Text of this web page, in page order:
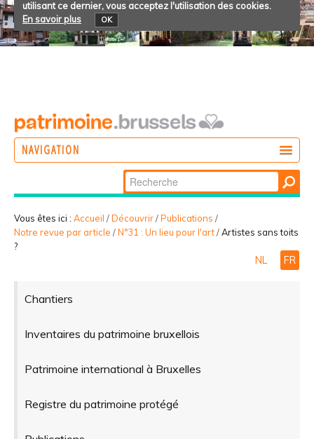
utilisant ce dernier, vous acceptez l'utilisation des cookies.
En savoir plus
OK
NAVIGATION
PARTICIPER
Chercher par
Recherche
avancée…
Vous êtes ici : Accueil /Découvrir/Publications /
Notre revue par article /N°31 : Un lieu pour l'art/Artistes sans toits
?
NL FR
Chantiers
Inventaires du patrimoine bruxellois
Patrimoine international à Bruxelles
Registre du patrimoine protégé